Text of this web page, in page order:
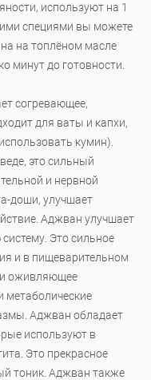
используют на 1
специями вы можете
на топлёном масле
минут до готовности.
согревающее,
для ваты и капхи,
кумин).
это сильный
и нервной
доши, улучшает
Аджван улучшает
Это сильное
и в пищеварительном
и оживляющее
Аджван обладает
используют в
Это прекрасное
тоник. Аджван также